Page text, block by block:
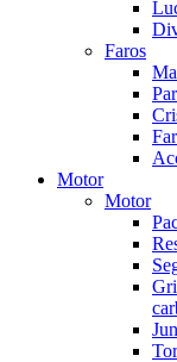
Faros
Motor
Motor